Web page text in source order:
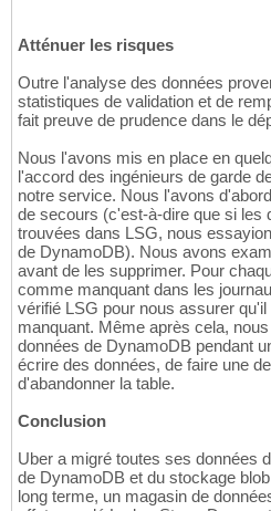
Atténuer les risques
Outre l'analyse des données
statistiques de validation et de
fait preuve de prudence dans le
Nous l'avons mis en place en
l'accord des ingénieurs de garde
notre service. Nous l'avons
de secours (c'est-à-dire que si les
trouvées dans LSG, nous
de DynamoDB). Nous avons
avant de les supprimer. Pour
comme manquant dans les
vérifié LSG pour nous assurer
manquant. Même après cela,
données de DynamoDB pendant
écrire des données, de faire une
d'abandonner la table.
Conclusion
Uber a migré toutes ses données
de DynamoDB et du stockage
long terme, un magasin de